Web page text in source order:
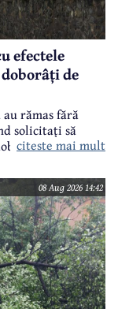
efectele
de
au rămas fără
solicitați să
în urma
citeste mai mult
08 Aug 2026 14:42